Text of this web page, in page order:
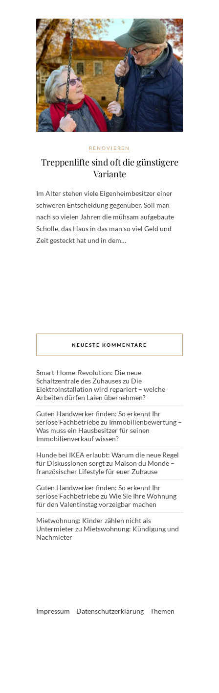
RENOVIEREN
Treppenlifte sind oft die günstigere
Variante
Im Alter stehen viele Eigenheimbesitzer einer
schweren Entscheidung gegenüber. Soll man
nach so vielen Jahren die mühsam aufgebaute
Scholle, das Haus in das man so viel Geld und
Zeit gesteckt hat und in dem…
NEUESTE KOMMENTARE
Smart-Home-Revolution: Die neue
Schaltzentrale des Zuhauseszu Die
Elektroinstallation wird repariert – welche
Arbeiten dürfen Laien übernehmen?
Guten Handwerker finden: So erkennt Ihr
seriöse Fachbetriebezu Immobilienbewertung –
Was muss ein Hausbesitzer für seinen
Immobilienverkauf wissen?
Hunde bei IKEA erlaubt: Warum die neue Regel
für Diskussionen sorgtzu Maison du Monde –
französischer Lifestyle für euer Zuhause
Guten Handwerker finden: So erkennt Ihr
seriöse Fachbetriebezu Wie Sie Ihre Wohnung
für den Valentinstag vorzeigbar machen
Mietwohnung: Kinder zählen nicht als
Untermieterzu Mietswohnung: Kündigung und
Nachmieter
Impressum Datenschutzerklärung Themen